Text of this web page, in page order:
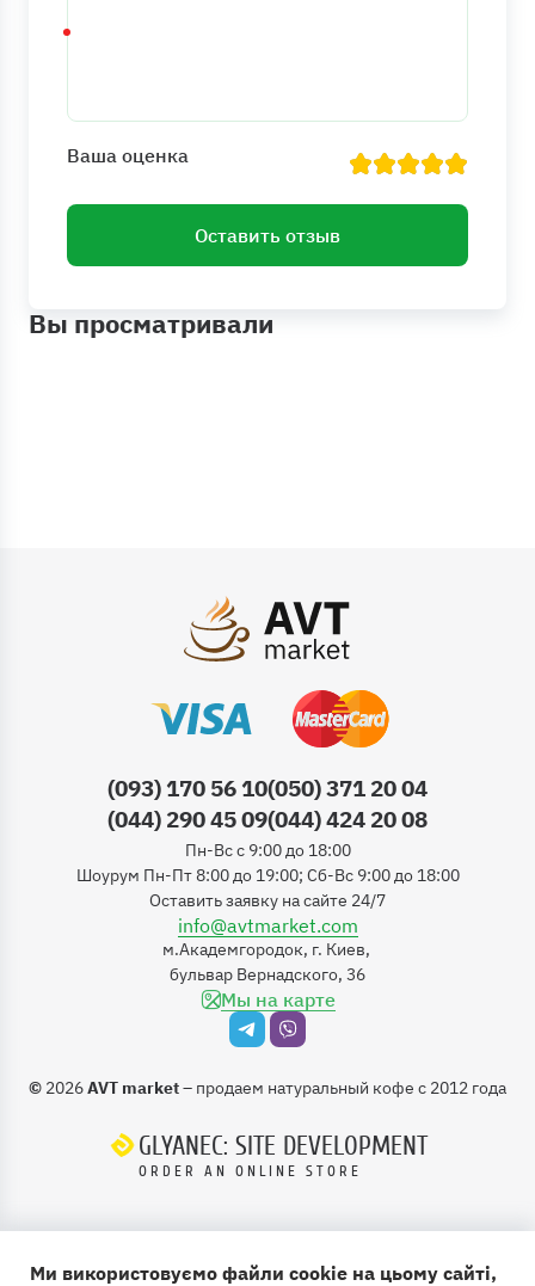
Ваша оценка
Оставить отзыв
Вы просматривали
(093) 170 56 10(050) 371 20 04
(044) 290 45 09(044) 424 20 08
Пн-Вс с 9:00 до 18:00
Шоурум Пн-Пт 8:00 до 19:00; Сб-Вс 9:00 до 18:00
Оставить заявку на сайте 24/7
info@avtmarket.com
м.Академгородок, г. Киев,
бульвар Вернадского, 36
Мы на карте
© 2026AVT market– продаем натуральный кофе с 2012 года
GLYANEC: SITE DEVELOPMENT
ORDER AN ONLINE STORE